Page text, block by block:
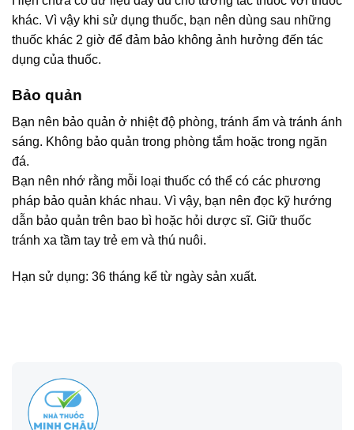
khác. Vì vậy khi sử dụng thuốc, bạn nên dùng sau những
thuốc khác 2 giờ để đảm bảo không ảnh hưởng đến tác
dụng của thuốc.
Bảo quản
Bạn nên bảo quản ở nhiệt độ phòng, tránh ẩm và tránh ánh
sáng. Không bảo quản trong phòng tắm hoặc trong ngăn
đá.
Bạn nên nhớ rằng mỗi loại thuốc có thể có các phương
pháp bảo quản khác nhau. Vì vậy, bạn nên đọc kỹ hướng
dẫn bảo quản trên bao bì hoặc hỏi dược sĩ. Giữ thuốc
tránh xa tầm tay trẻ em và thú nuôi.
Hạn sử dụng: 36 tháng kể từ ngày sản xuất.